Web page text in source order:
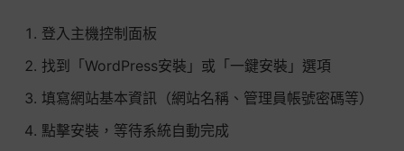
登入主機控制面板
找到「WordPress安裝」或「一鍵安裝」選項
填寫網站基本資訊（網站名稱、管理員帳號密碼等）
點擊安裝，等待系統自動完成